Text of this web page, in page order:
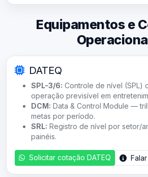
Equipamentos e
DATEQ
SPL-3/6: Controle de nível (SPL)
operação previsível em
DCM: Data & Control Module —
metas por período.
SRL: Registro de nível por setor/
painéis.
Solicitar cotação DATEQ